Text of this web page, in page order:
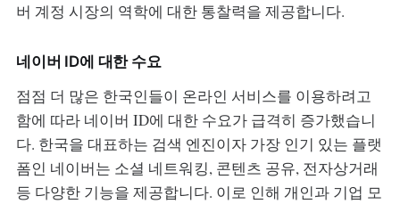
버 계정 시장의 역학에 대한 통찰력을 제공합니다.
네이버 ID에 대한 수요
점점 더 많은 한국인들이 온라인 서비스를 이용하려고
함에 따라 네이버 ID에 대한 수요가 급격히 증가했습니
다. 한국을 대표하는 검색 엔진이자 가장 인기 있는 플랫
폼인 네이버는 소셜 네트워킹, 콘텐츠 공유, 전자상거래
등 다양한 기능을 제공합니다. 이로 인해 개인과 기업 모